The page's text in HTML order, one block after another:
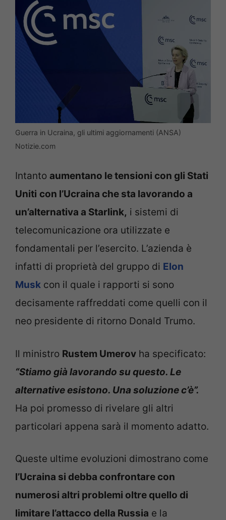
Guerra in Ucraina, gli ultimi aggiornamenti (ANSA)
Notizie.com
Intanto aumentano le tensioni con gli Stati
Uniti con l’Ucraina che sta lavorando a
un’alternativa a Starlink, i sistemi di
telecomunicazione ora utilizzate e
fondamentali per l’esercito. L’azienda è
infatti di proprietà del gruppo di Elon
Musk con il quale i rapporti si sono
decisamente raffreddati come quelli con il
neo presidente di ritorno Donald Trumo.
Il ministro Rustem Umerov ha specificato:
“Stiamo già lavorando su questo. Le
alternative esistono. Una soluzione c’è”.
Ha poi promesso di rivelare gli altri
particolari appena sarà il momento adatto.
Queste ultime evoluzioni dimostrano come
l’Ucraina si debba confrontare con
numerosi altri problemi oltre quello di
limitare l’attacco della Russia e la